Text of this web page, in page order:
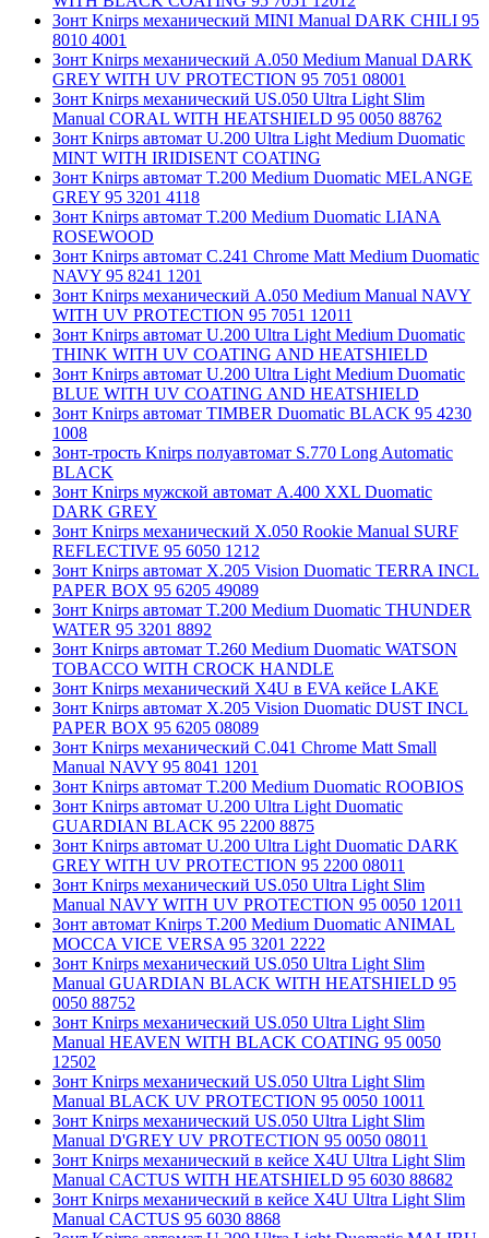
Зонт Knirps механический MINI Manual DARK CHILI 95
8010 4001
Зонт Knirps механический A.050 Medium Manual DARK
GREY WITH UV PROTECTION 95 7051 08001
Зонт Knirps механический US.050 Ultra Light Slim
Manual CORAL WITH HEATSHIELD 95 0050 88762
Зонт Knirps автомат U.200 Ultra Light Medium Duomatic
MINT WITH IRIDISENT COATING
Зонт Knirps автомат T.200 Medium Duomatic MELANGE
GREY 95 3201 4118
Зонт Knirps автомат T.200 Medium Duomatic LIANA
ROSEWOOD
Зонт Knirps автомат C.241 Chrome Matt Medium Duomatic
NAVY 95 8241 1201
Зонт Knirps механический A.050 Medium Manual NAVY
WITH UV PROTECTION 95 7051 12011
Зонт Knirps автомат U.200 Ultra Light Medium Duomatic
THINK WITH UV COATING AND HEATSHIELD
Зонт Knirps автомат U.200 Ultra Light Medium Duomatic
BLUE WITH UV COATING AND HEATSHIELD
Зонт Knirps автомат TIMBER Duomatic BLACK 95 4230
1008
Зонт-трость Knirps полуавтомат S.770 Long Automatic
BLACK
Зонт Knirps мужской автомат A.400 XXL Duomatic
DARK GREY
Зонт Knirps механический X.050 Rookie Manual SURF
REFLECTIVE 95 6050 1212
Зонт Knirps автомат X.205 Vision Duomatic TERRA INCL
PAPER BOX 95 6205 49089
Зонт Knirps автомат T.200 Medium Duomatic THUNDER
WATER 95 3201 8892
Зонт Knirps автомат T.260 Medium Duomatic WATSON
TOBACCO WITH CROCK HANDLE
Зонт Knirps механический X4U в EVA кейсе LAKE
Зонт Knirps автомат X.205 Vision Duomatic DUST INCL
PAPER BOX 95 6205 08089
Зонт Knirps механический C.041 Chrome Matt Small
Manual NAVY 95 8041 1201
Зонт Knirps автомат T.200 Medium Duomatic ROOBIOS
Зонт Knirps автомат U.200 Ultra Light Duomatic
GUARDIAN BLACK 95 2200 8875
Зонт Knirps автомат U.200 Ultra Light Duomatic DARK
GREY WITH UV PROTECTION 95 2200 08011
Зонт Knirps механический US.050 Ultra Light Slim
Manual NAVY WITH UV PROTECTION 95 0050 12011
Зонт автомат Knirps T.200 Medium Duomatic ANIMAL
MOCCA VICE VERSA 95 3201 2222
Зонт Knirps механический US.050 Ultra Light Slim
Manual GUARDIAN BLACK WITH HEATSHIELD 95
0050 88752
Зонт Knirps механический US.050 Ultra Light Slim
Manual HEAVEN WITH BLACK COATING 95 0050
12502
Зонт Knirps механический US.050 Ultra Light Slim
Manual BLACK UV PROTECTION 95 0050 10011
Зонт Knirps механический US.050 Ultra Light Slim
Manual D'GREY UV PROTECTION 95 0050 08011
Зонт Knirps механический в кейсе X4U Ultra Light Slim
Manual CACTUS WITH HEATSHIELD 95 6030 88682
Зонт Knirps механический в кейсе X4U Ultra Light Slim
Manual CACTUS 95 6030 8868